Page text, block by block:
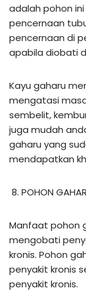
adalah pohon
pencernaan
pencernaan di
apabila diobati
Kayu gaharu
mengatasi
sembelit,
juga mudah
gaharu yang
mendapatkan
POHON
Manfaat pohon
mengobati
kronis. Pohon
penyakit kronis
penyakit kronis.